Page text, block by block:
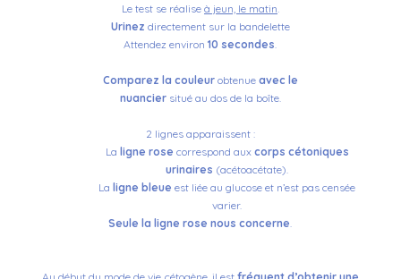
Le test se réalise à jeun, le matin.
Urinez directement sur la bandelette
Attendez environ10 secondes.
Comparez la couleurobtenue avec le
nuancier situé au dos de la boîte.
2 lignes apparaissent :
La ligne rose correspond aux corps cétoniques
urinaires (acétoacétate).
La ligne bleue est liée au glucoseet n’est pas censée
varier.
Seule la ligne rose nous concerne.